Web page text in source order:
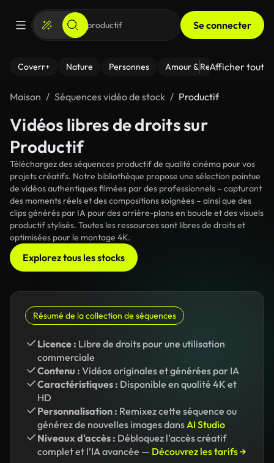
Se connecter
Coverr+ Nature Personnes Amour & Relations Le
Afficher tout
Maison Séquences vidéo de stock Productif
Vidéos libres de droits sur
Productif
Téléchargez des séquences productif de qualité cinéma pour vos
projets créatifs. Notre bibliothèque propose une sélection pointue
de vidéos authentiques filmées par des professionnels – capturant
des moments réels et des compositions soignées – ainsi que des
clips générés par IA pour des arrière-plans en boucle et des visuels
productif stylisés. Toutes les ressources sont libres de droits et
optimisées pour le montage 4K.
Explorez tous les stocks
Résumé de la collection de séquences
Licence : Libre de droits pour une utilisation
commerciale
Contenu : Vidéos originales et générées par IA
Caractéristiques : Disponible en qualité 4K et
HD
Personnalisation : Remixez cette séquence ou
générez de nouvelles images dansAI Studio
Niveaux d'accès : Débloquez l'accès créatif
complet et l'IA avancée — Découvrez les tarifs →